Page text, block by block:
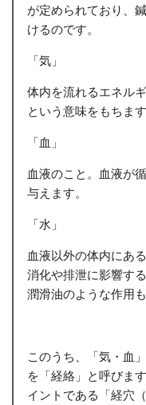
が定められており、
けるのです。
「気」
体内を流れるエネル
という意味をもちます
「血」
血液のこと。血液が
与えます。
「水」
血液以外の体内にあ
消化や排泄に影響す
潤滑油のような作用も
このうち、「気・血
を「経絡」と呼びま
イントである「経穴